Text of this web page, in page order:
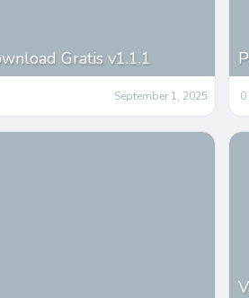
Gratis v1.1.1
September 1, 2025 0